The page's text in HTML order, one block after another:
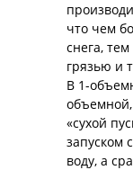
что чем
снега,
грязью и
В 1-
«сухой
запуском
воду, а